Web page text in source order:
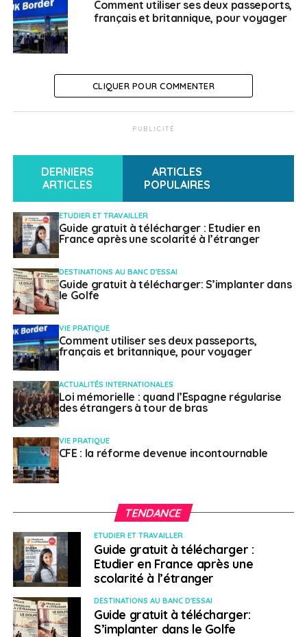
Le visa de démarrage d’entreprise est l’une des
dernières politiques mises en place par le
gouvernement de Shanghai pour stimuler le
développement économique de la ville en la rendant
attractive aux talents de haut niveau, mais les initiatives
Beijing par exemple) afin d’attirer les talents étrangers.
SUJETS ASSOCIÉS: FEATURED
A SUIVRE
français du monde
NE RATEZ PAS
CCI Paris Ile-de-France : Ateliers techniques
Amérique du Nord – Elevator pitch
Comment utiliser ses deux passeports,
français et britannique, pour voyager
CLIQUER POUR COMMENTER
PUBLICITÉ
DERNIERS
ARTICLES
ARTICLES
POPULAIRES
ETUDIER ET TRAVAILLER
Guide gratuit à télécharger : Etudier en
France après une scolarité à l’étranger
DESTINATIONS AU BANC D'ESSAI
Guide gratuit à télécharger: S’implanter dans
le Golfe
VIE PRATIQUE
Comment utiliser ses deux passeports,
français et britannique, pour voyager
ACTUALITÉS INTERNATIONALES
Loi mémorielle : quand l’Espagne régularise
des étrangers à tour de bras
VIE PRATIQUE
CFE : la réforme devenue incontournable
TENDANCE
ETUDIER ET TRAVAILLER
Guide gratuit à télécharger :
Etudier en France après une
scolarité à l’étranger
DESTINATIONS AU BANC D'ESSAI
Guide gratuit à télécharger:
S’implanter dans le Golfe